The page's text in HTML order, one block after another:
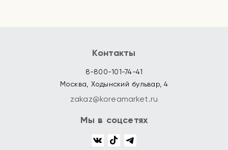
Контакты
8-800-101-74-41
Москва, Ходынский бульвар, 4
zakaz@koreamarket.ru
Мы в соцсетях